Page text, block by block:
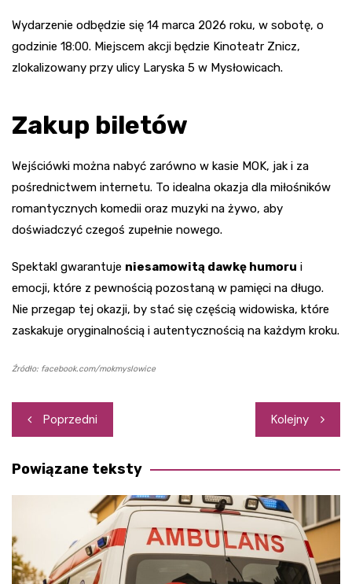
Wydarzenie odbędzie się 14 marca 2026 roku, w sobotę, o
godzinie 18:00. Miejscem akcji będzie Kinoteatr Znicz,
zlokalizowany przy ulicy Laryska 5 w Mysłowicach.
Zakup biletów
Wejściówki można nabyć zarówno w kasie MOK, jak i za
pośrednictwem internetu. To idealna okazja dla miłośników
romantycznych komedii oraz muzyki na żywo, aby
doświadczyć czegoś zupełnie nowego.
Spektakl gwarantuje niesamowitą dawkę humoru i
emocji, które z pewnością pozostaną w pamięci na długo.
Nie przegap tej okazji, by stać się częścią widowiska, które
zaskakuje oryginalnością i autentycznością na każdym kroku.
Źródło: facebook.com/mokmyslowice
Nawigacja
wpisu
Poprzedni Kolejny
Powiązane teksty